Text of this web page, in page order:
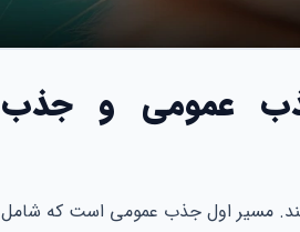
جذب عمومی و جذب
قاضی می‌کند. مسیر اول جذب عمومی است که شامل